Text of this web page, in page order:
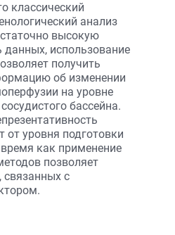
классический
анализ
высокую
использование
получить
об изменении
на уровне
бассейна.
от уровня подготовки
как применение
позволяет
с